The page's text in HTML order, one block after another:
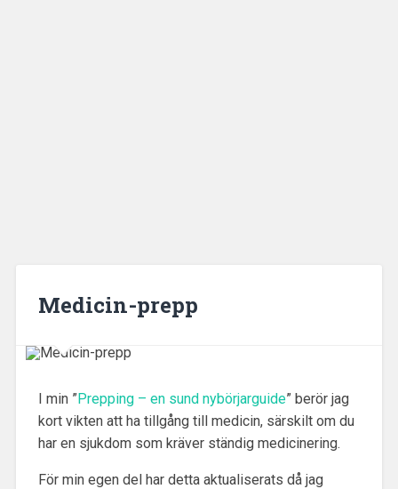
Medicin-prepp
I min ”Prepping – en sund nybörjarguide” berör jag
kort vikten att ha tillgång till medicin, särskilt om du
har en sjukdom som kräver ständig medicinering.
För min egen del har detta aktualiserats då jag